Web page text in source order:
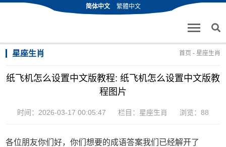
简体中文 繁體中文
星座生肖 首页 - 星座生肖
纸飞机怎么设置中文版教程: 纸飞机怎么设置中文版教
程图片
时间：2026-03-17 00:05:47 栏目： 星座生肖 浏览：88
各位朋友你们好，你们想要的成语答案我们已经解开了